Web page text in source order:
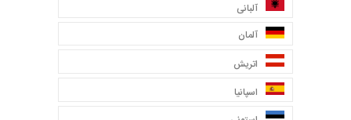
آلبانی
آلمان
اتریش
اسپانیا